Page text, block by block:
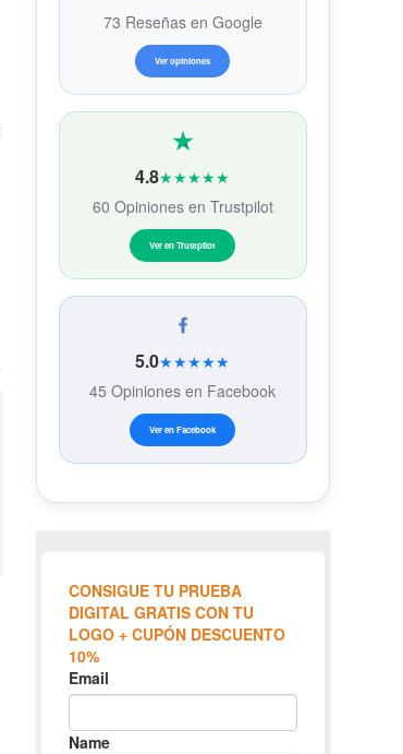
73 Reseñas en Google
Ver opiniones
4.8★★★★★
60 Opiniones en Trustpilot
Ver en Trustpilot
5.0★★★★★
45 Opiniones en Facebook
Ver en Facebook